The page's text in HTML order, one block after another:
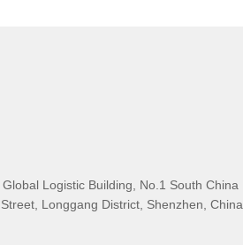
Logistic Building, No.1 South China
Longgang District, Shenzhen, China